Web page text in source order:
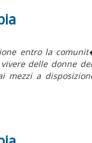
entro la
delle donne
a